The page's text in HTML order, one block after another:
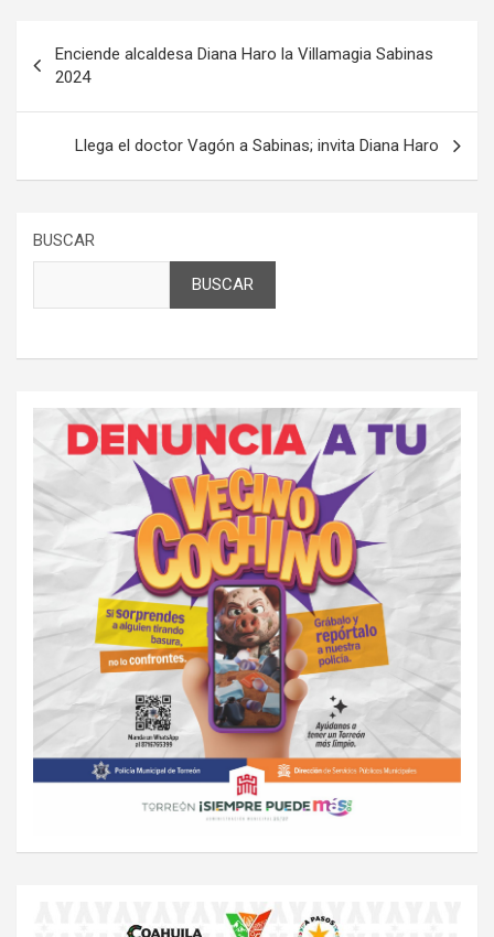
de
entradas
Enciende alcaldesa Diana Haro la Villamagia Sabinas
2024
Llega el doctor Vagón a Sabinas; invita Diana Haro
BUSCAR
BUSCAR